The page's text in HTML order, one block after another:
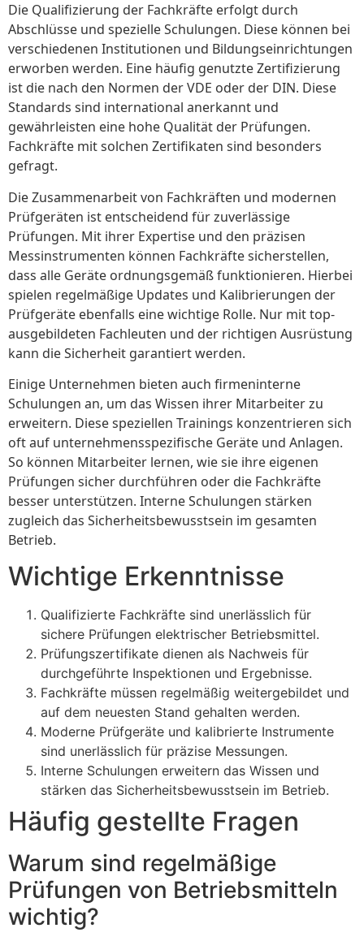
Die Qualifizierung der Fachkräfte erfolgt durch
Abschlüsse und spezielle Schulungen. Diese können bei
verschiedenen Institutionen und Bildungseinrichtungen
erworben werden. Eine häufig genutzte Zertifizierung
ist die nach den Normen der VDE oder der DIN. Diese
Standards sind international anerkannt und
gewährleisten eine hohe Qualität der Prüfungen.
Fachkräfte mit solchen Zertifikaten sind besonders
gefragt.
Die Zusammenarbeit von Fachkräften und modernen
Prüfgeräten ist entscheidend für zuverlässige
Prüfungen. Mit ihrer Expertise und den präzisen
Messinstrumenten können Fachkräfte sicherstellen,
dass alle Geräte ordnungsgemäß funktionieren. Hierbei
spielen regelmäßige Updates und Kalibrierungen der
Prüfgeräte ebenfalls eine wichtige Rolle. Nur mit top-
ausgebildeten Fachleuten und der richtigen Ausrüstung
kann die Sicherheit garantiert werden.
Einige Unternehmen bieten auch firmeninterne
Schulungen an, um das Wissen ihrer Mitarbeiter zu
erweitern. Diese speziellen Trainings konzentrieren sich
oft auf unternehmensspezifische Geräte und Anlagen.
So können Mitarbeiter lernen, wie sie ihre eigenen
Prüfungen sicher durchführen oder die Fachkräfte
besser unterstützen. Interne Schulungen stärken
zugleich das Sicherheitsbewusstsein im gesamten
Betrieb.
Wichtige Erkenntnisse
Qualifizierte Fachkräfte sind unerlässlich für
sichere Prüfungen elektrischer Betriebsmittel.
Prüfungszertifikate dienen als Nachweis für
durchgeführte Inspektionen und Ergebnisse.
Fachkräfte müssen regelmäßig weitergebildet und
auf dem neuesten Stand gehalten werden.
Moderne Prüfgeräte und kalibrierte Instrumente
sind unerlässlich für präzise Messungen.
Interne Schulungen erweitern das Wissen und
stärken das Sicherheitsbewusstsein im Betrieb.
Häufig gestellte Fragen
Warum sind regelmäßige
Prüfungen von Betriebsmitteln
wichtig?